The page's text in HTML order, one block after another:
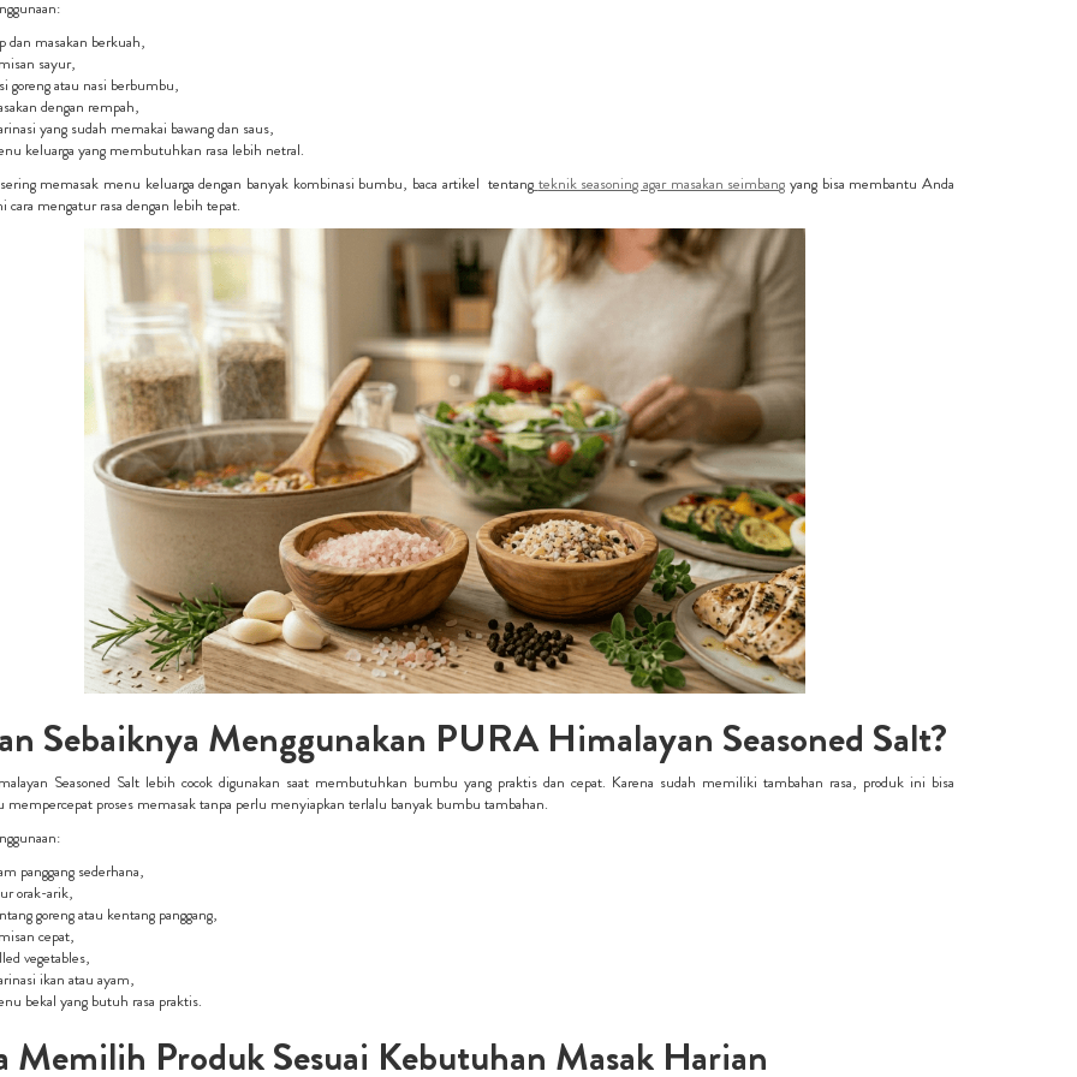
dan masakan berkuah,
sayur,
goreng atau nasi berbumbu,
dengan rempah,
yang sudah memakai bawang dan saus,
keluarga yang membutuhkan rasa lebih netral.
memasak menu keluarga dengan banyak kombinasi bumbu, baca artikel tentang teknik seasoning agar masakan seimbang yang bisa membantu Anda
cara mengatur rasa dengan lebih tepat.
Sebaiknya Menggunakan PURA Himalayan Seasoned Salt?
Seasoned Salt lebih cocok digunakan saat membutuhkan bumbu yang praktis dan cepat. Karena sudah memiliki tambahan rasa, produk ini bisa
mempercepat proses memasak tanpa perlu menyiapkan terlalu banyak bumbu tambahan.
panggang sederhana,
orak-arik,
goreng atau kentang panggang,
cepat,
vegetables,
ikan atau ayam,
bekal yang butuh rasa praktis.
Memilih Produk Sesuai Kebutuhan Masak Harian